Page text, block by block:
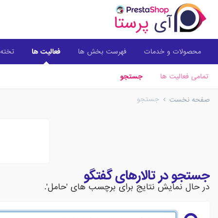
محصولات و خدمات فهرست بخش ها فعالیت ها
تمامی فعالیت ها جستجو
صفحه نخست جستجو
جستجو در تالارهای گفتگو
در حال نمایش نتایج برای برچسب های 'حامل'.